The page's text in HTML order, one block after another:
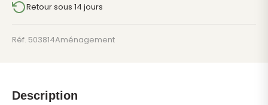
Retour sous 14 jours
Réf. 503814Aménagement
Description